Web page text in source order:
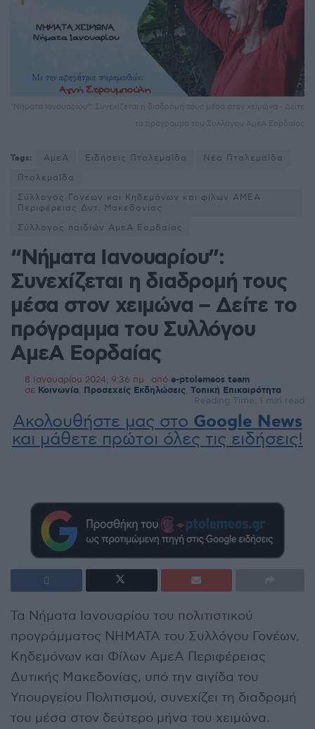
"Νήματα Ιανουαρίου": Συνεχίζεται η διαδρομή τους μέσα στον χειμώνα - Δείτε
το πρόγραμμα του Συλλόγου ΑμεΑ Εορδαίας
Tags: ΑμεΑ Ειδήσεις Πτολεμαΐδα
Νέα Πτολεμαΐδα
Πτολεμαΐδα
Σύλλογος Γονέων και Κηδεμόνων και φίλων ΑΜΕΑ
Περιφέρειας Δυτ. Μακεδονίας
Σύλλογος παιδιών ΑμεΑ Εορδαίας
“Νήματα Ιανουαρίου”:
Συνεχίζεται η διαδρομή τους
μέσα στον χειμώνα – Δείτε το
πρόγραμμα του Συλλόγου
ΑμεΑ Εορδαίας
8 Ιανουαρίου 2024, 9:36 πμ από e-ptolemeos team
σε Κοινωνία Προσεχείς Εκδηλώσεις Τοπική Επικαιρότητα
Reading Time: 1 min read
Ακολουθήστε μας στο Google News
και μάθετε πρώτοι όλες τις ειδήσεις!
Τα Νήματα Ιανουαρίου του πολιτιστικού
προγράμματος ΝΗΜΑΤΑ του Συλλόγου Γονέων,
Κηδεμόνων και Φίλων ΑμεΑ Περιφέρειας
Δυτικής Μακεδονίας, υπό την αιγίδα του
Υπουργείου Πολιτισμού, συνεχίζει τη διαδρομή
του μέσα στον δεύτερο μήνα του χειμώνα.